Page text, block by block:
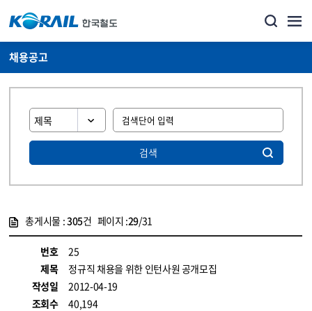
채용공고
검색
총게시물 :305건 페이지 :29/31
번호
25
제목
정규직 채용을 위한 인턴사원 공개모집
작성일
2012-04-19
조회수
40,194